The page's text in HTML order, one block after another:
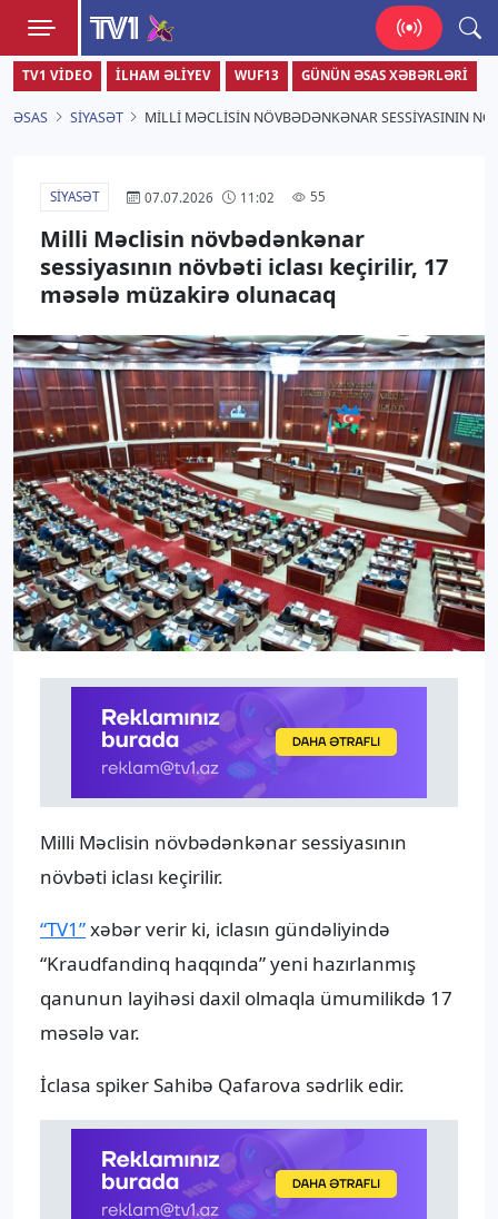
TV1
Zamanı bizimlə yaşa!
TV1 VIDEO İLHAM ƏLIYEV WUF13 GÜNÜN ƏSAS XƏBƏRLƏRI
ƏSAS SIYASƏT MILLI MƏCLISIN NÖVBƏDƏNKƏNAR SESSIYASININ
SIYASƏT 07.07.2026 11:02 55
Milli Məclisin növbədənkənar
sessiyasının növbəti iclası keçirilir, 17
məsələ müzakirə olunacaq
Milli Məclisin növbədənkənar sessiyasının
növbəti iclası keçirilir.
“TV1”xəbər verir ki, iclasın gündəliyində
“Kraudfandinq haqqında” yeni hazırlanmış
qanunun layihəsi daxil olmaqla ümumilikdə 17
məsələ var.
İclasa spiker Sahibə Qafarova sədrlik edir.